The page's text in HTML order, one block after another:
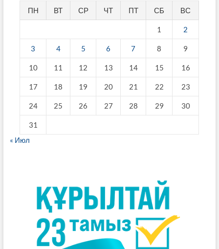
ПН ВТ СР ЧТ ПТ СБ ВС
1 2
3 4 5 6 7 8 9
10 11 12 13 14 15 16
17 18 19 20 21 22 23
24 25 26 27 28 29 30
31
« Июл